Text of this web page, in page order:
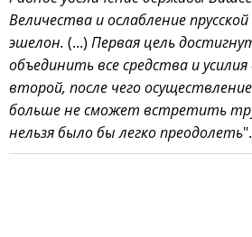
Величества и ослабление
эшелон. (...) Первая цель
объединить все средства и
второй, после чего
больше не сможет встретить
нельзя было бы легко преодолеть".